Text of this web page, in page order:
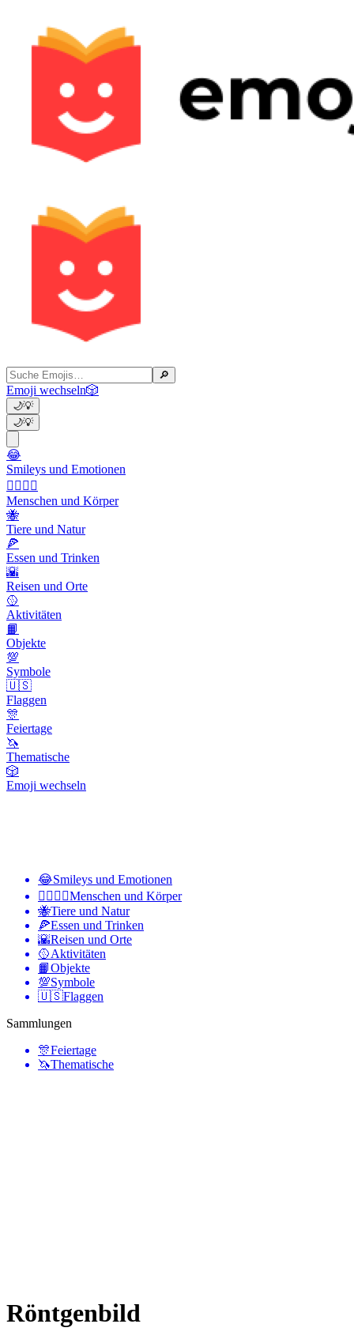
🔎
Emoji wechseln🎲
🌙💡
🌙💡
😂
Smileys und Emotionen
👩‍❤️‍💋‍👨
Menschen und Körper
🐝
Tiere und Natur
🍕
Essen und Trinken
🌇
Reisen und Orte
🥎
Aktivitäten
📙
Objekte
💯
Symbole
🇺🇸
Flaggen
🎊
Feiertage
🦄
Thematische
🎲
Emoji wechseln
😂Smileys und Emotionen
👩‍❤️‍💋‍👨Menschen und Körper
🐝Tiere und Natur
🍕Essen und Trinken
🌇Reisen und Orte
🥎Aktivitäten
📙Objekte
💯Symbole
🇺🇸Flaggen
Sammlungen
🎊Feiertage
🦄Thematische
Röntgenbild